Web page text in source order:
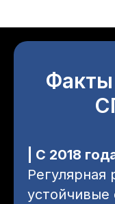
| С 2018
Регулярная
устойчивые